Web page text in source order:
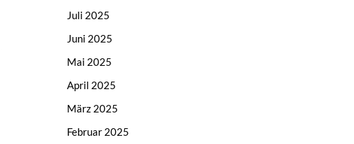
Juli 2025
Juni 2025
Mai 2025
April 2025
März 2025
Februar 2025